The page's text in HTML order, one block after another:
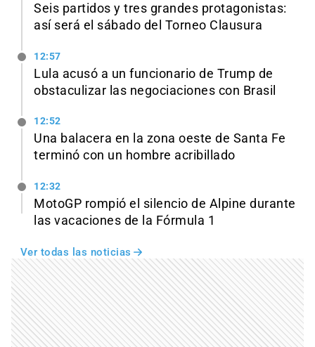
Seis partidos y tres grandes protagonistas:
así será el sábado del Torneo Clausura
12:57
Lula acusó a un funcionario de Trump de
obstaculizar las negociaciones con Brasil
12:52
Una balacera en la zona oeste de Santa Fe
terminó con un hombre acribillado
12:32
MotoGP rompió el silencio de Alpine durante
las vacaciones de la Fórmula 1
Ver todas las noticias